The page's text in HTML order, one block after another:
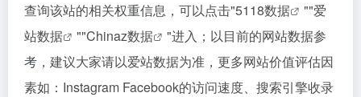
查询该站的相关权重信息，可以点击"5118数据 ""爱
站数据
""Chinaz数据
"进入；以目前的网站数据参
考，建议大家请以爱站数据为准，更多网站价值评估因
素如：Instagram Facebook的访问速度、搜索引擎收录